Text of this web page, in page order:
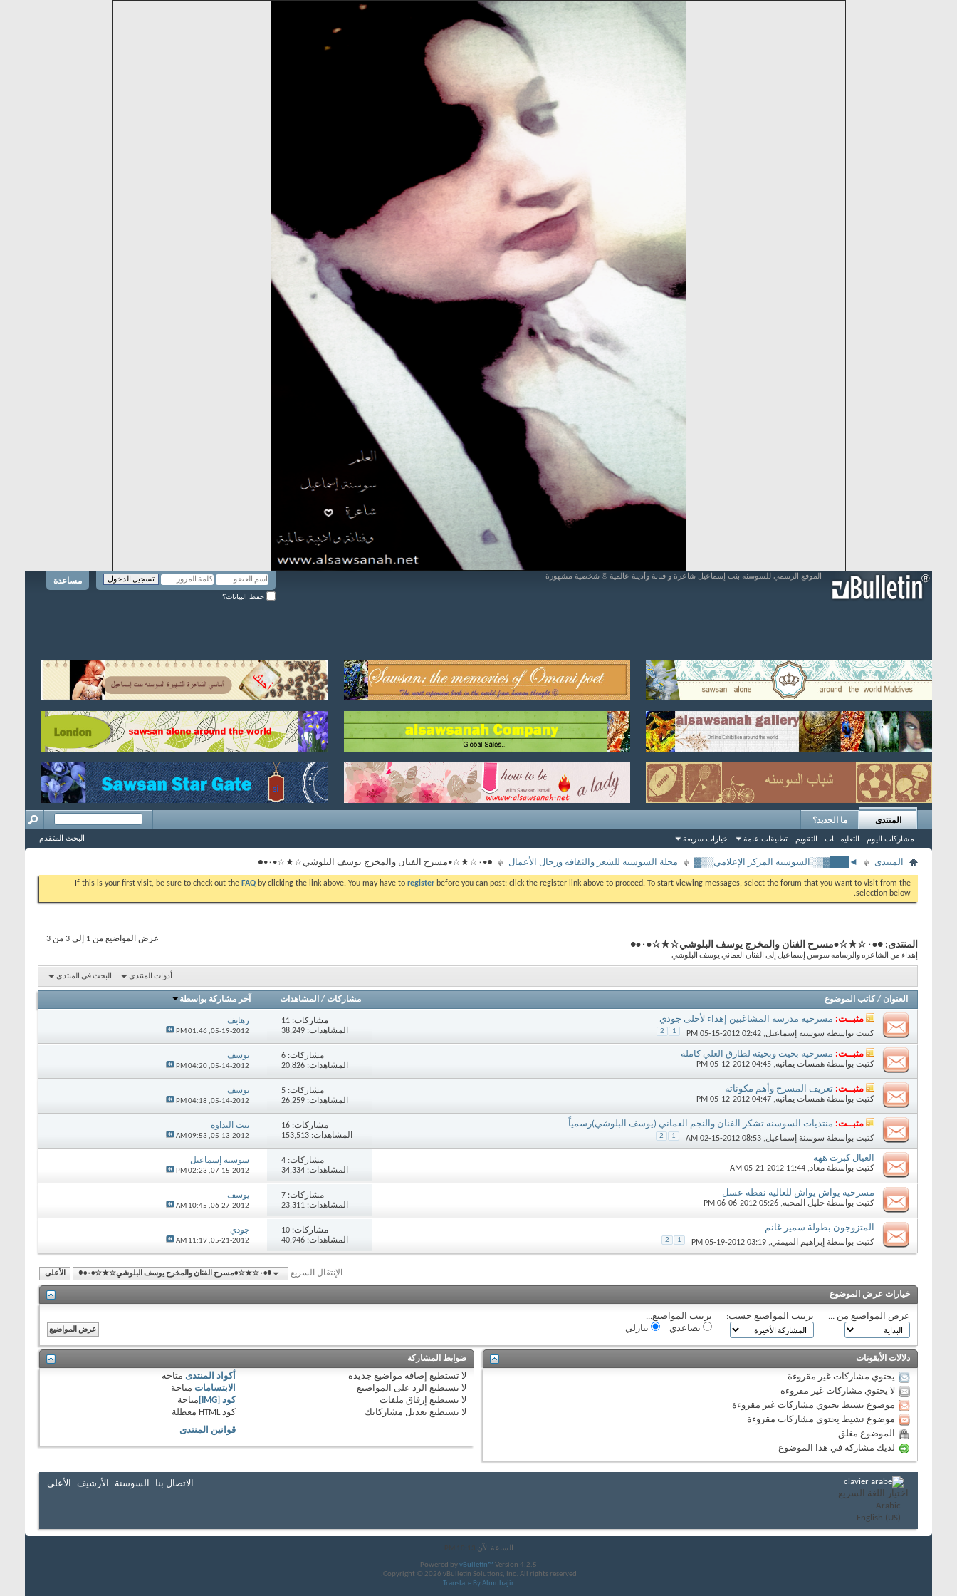
مساعدة
حفظ البيانات؟
الموقع الرسمي للسوسنه بنت إسماعيل شاعرة و فنانة وأديبة عالمية © شخصية مشهورة
المنتدى
مشاركات اليوم التعليمـــات التقويم تطبيقات عامة خيارات سريعة
ما الجديد؟
البحث المتقدم
المنتدى ◄███▓▒░السوسنه المركز الإعلامي░▒▓ مجلة السوسنه للشعر والثقافه ورجال الأعمال ●•۰☆★☆•مسرح الفنان والمخرج يوسف البلوشي☆★☆•۰•●
If this is your first visit, be sure to check out the FAQ by clicking the link above. You may have to register before you can post: click the register link above to proceed. To start viewing messages, select the forum that you want to visit from the
selection below.
عرض المواضيع من 1 إلى 3 من 3
المنتدى: ●•۰☆★☆•مسرح الفنان والمخرج يوسف البلوشي☆★☆•۰•●
إهداء من الشاعره والرسامه سوسن إسماعيل إلى الفنان العماني يوسف البلوشي
أدوات المنتدى البحث في المنتدى
العنوان / كاتب الموضوع مشاركات / المشاهدات آخر مشاركة بواسطة
مثبــت: مسرحية مدرسة المشاغبين إهداء لأحلى جودي
كتبت بواسطة سوسنة إسماعيل‏, 05-15-2012 02:42 PM
1
2
مشاركات:11
المشاهدات: 38,249
رهايف
05-19-2012,
01:46 PM
مثبــت: مسرحية بخيت وبخيته لطارق العلي كامله
كتبت بواسطة همسات يمانيه‏, 05-12-2012 04:45 PM
مشاركات:6
المشاهدات: 20,826
يوسف
05-14-2012,
04:20 PM
مثبــت: تعريف المسرح وأهم مكوناته
كتبت بواسطة همسات يمانيه‏, 05-12-2012 04:47 PM
مشاركات:5
المشاهدات: 26,259
يوسف
05-14-2012,
04:18 PM
مثبــت: منتديات السوسنه تشكر الفنان والنجم العماني (يوسف البلوشي)رسمياً
كتبت بواسطة سوسنة إسماعيل‏, 02-15-2012 08:53 AM
1
2
مشاركات:16
المشاهدات: 153,513
بنت البداوه
05-13-2012,
09:53 AM
العيال كبرت ههه
كتبت بواسطة معاذ‏, 05-21-2012 11:44 AM
مشاركات:4
المشاهدات: 34,334
سوسنة إسماعيل
07-15-2012,
02:23 PM
مسرحية يواش يواش للغاليه نقطة عسل
كتبت بواسطة خليل المحبه‏, 06-06-2012 05:26 PM
مشاركات:7
المشاهدات: 23,311
يوسف
06-27-2012,
10:45 AM
المتزوجون بطولة سمير غانم
كتبت بواسطة إبراهيم الميمني‏, 05-19-2012 03:19 PM
1
2
مشاركات:10
المشاهدات: 40,946
جودي
05-21-2012,
11:19 AM
الإنتقال السريع ●•۰☆★☆•مسرح الفنان والمخرج يوسف البلوشي☆★☆•۰•● الأعلى
خيارات عرض الموضوع
عرض المواضيع من ... ترتيب المواضيع حسب:
ترتيب المواضيع...
تصاعدي
تنازلي
دلالات الأيقونات
يحتوي مشاركات غير مقروءة
لا يحتوي مشاركات غير مقروءة
موضوع نشيط يحتوي مشاركات غير مقروءة
موضوع نشيط يحتوي مشاركات مقروءة
الموضوع مغلق
لديك مشاركة في هذا الموضوع
ضوابط المشاركة
لا تستطيع إضافة مواضيع جديدة
لا تستطيع الرد على المواضيع
لا تستطيع إرفاق ملفات
لا تستطيع تعديل مشاركاتك
أكواد المنتدى متاحة
الابتسامات متاحة
كود [IMG]
متاحة
كود HTML
معطلة
قوانين المنتدى
الاتصال بنا السوسنة الأرشيف الأعلى
الساعة الآن
Powered byvBulletin™ Version 4.2.5
Copyright © 2026 vBulletin Solutions, Inc. All rights reserved.
Translate By Almuhajir